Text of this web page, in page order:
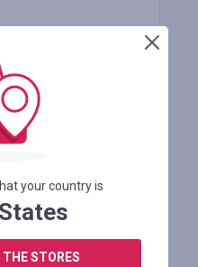
4 місяця
your country is
STORES